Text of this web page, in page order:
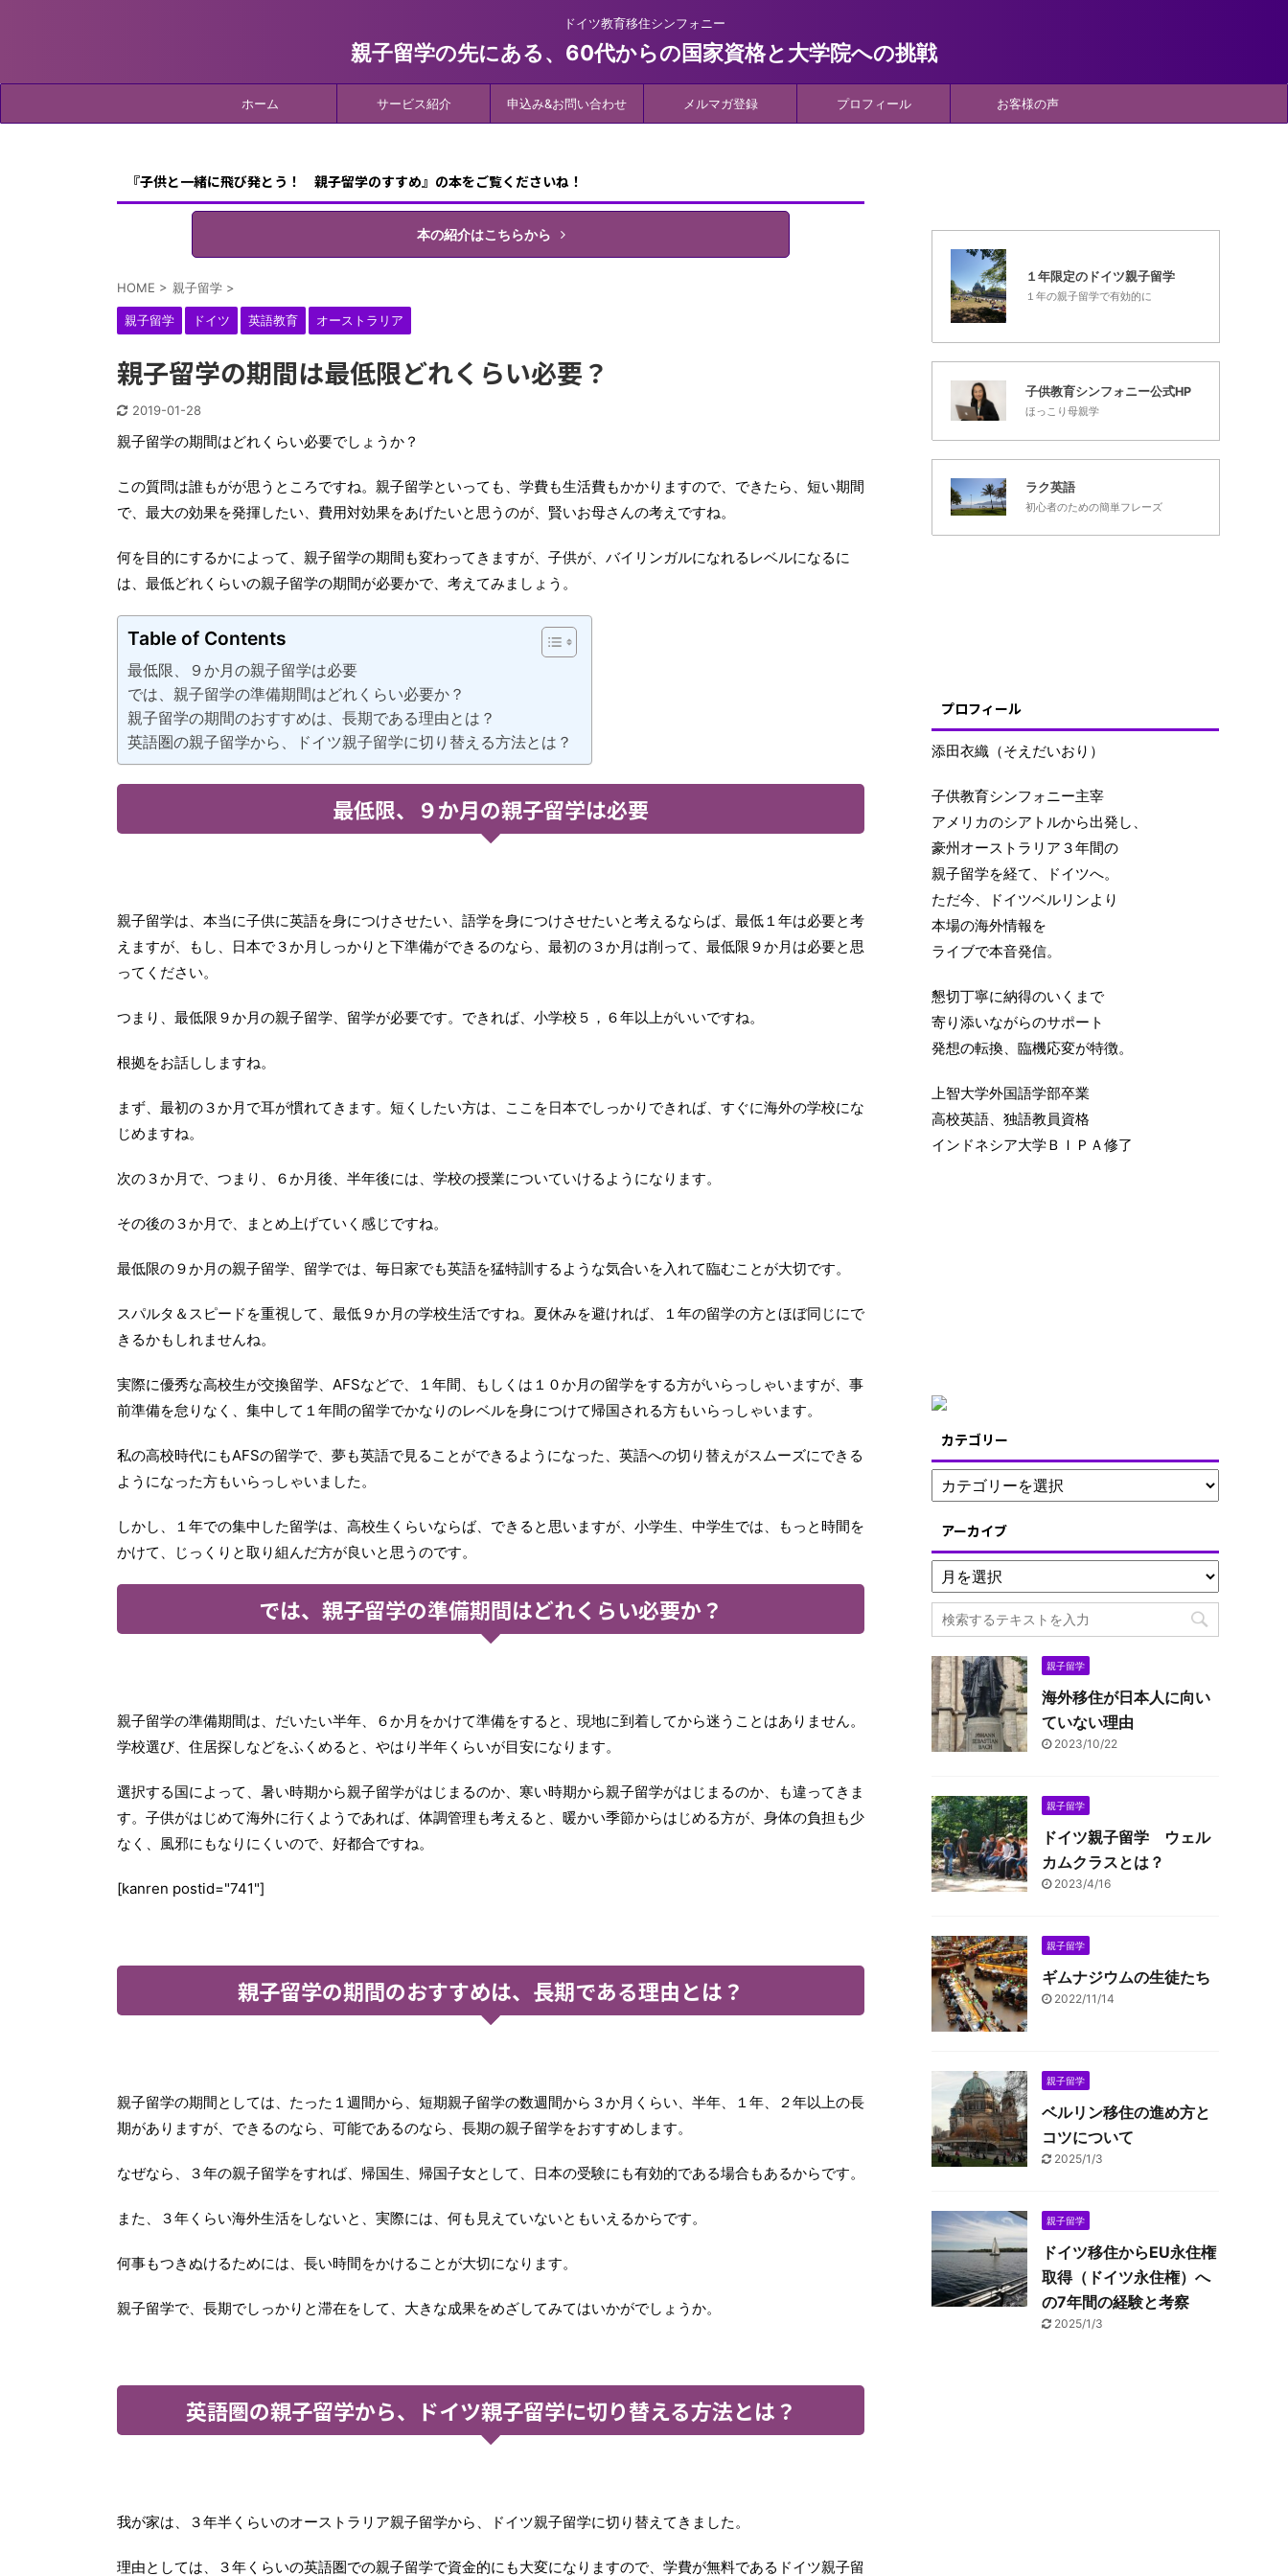
ドイツ教育移住シンフォニー
親子留学の先にある、60代からの国家資格と大学院への挑戦
ホーム サービス紹介 申込み&お問い合わせ メルマガ登録 プロフィール お客様の声
『子供と一緒に飛び発とう！ 親子留学のすすめ』の本をご覧くださいね！
本の紹介はこちらから
HOME > 親子留学 >
親子留学 ドイツ 英語教育 オーストラリア
親子留学の期間は最低限どれくらい必要？
2019-01-28
親子留学の期間はどれくらい必要でしょうか？
この質問は誰もがが思うところですね。親子留学といっても、学費も生活費もかかりますので、できたら、短い期間
で、最大の効果を発揮したい、費用対効果をあげたいと思うのが、賢いお母さんの考えですね。
何を目的にするかによって、親子留学の期間も変わってきますが、子供が、バイリンガルになれるレベルになるに
は、最低どれくらいの親子留学の期間が必要かで、考えてみましょう。
Table of Contents
最低限、９か月の親子留学は必要
では、親子留学の準備期間はどれくらい必要か？
親子留学の期間のおすすめは、長期である理由とは？
英語圏の親子留学から、ドイツ親子留学に切り替える方法とは？
最低限、９か月の親子留学は必要
親子留学は、本当に子供に英語を身につけさせたい、語学を身につけさせたいと考えるならば、最低１年は必要と考
えますが、もし、日本で３か月しっかりと下準備ができるのなら、最初の３か月は削って、最低限９か月は必要と思
ってください。
つまり、最低限９か月の親子留学、留学が必要です。できれば、小学校５，６年以上がいいですね。
根拠をお話ししますね。
まず、最初の３か月で耳が慣れてきます。短くしたい方は、ここを日本でしっかりできれば、すぐに海外の学校にな
じめますね。
次の３か月で、つまり、６か月後、半年後には、学校の授業についていけるようになります。
その後の３か月で、まとめ上げていく感じですね。
最低限の９か月の親子留学、留学では、毎日家でも英語を猛特訓するような気合いを入れて臨むことが大切です。
スパルタ＆スピードを重視して、最低９か月の学校生活ですね。夏休みを避ければ、１年の留学の方とほぼ同じにで
きるかもしれませんね。
実際に優秀な高校生が交換留学、AFSなどで、１年間、もしくは１０か月の留学をする方がいらっしゃいますが、事
前準備を怠りなく、集中して１年間の留学でかなりのレベルを身につけて帰国される方もいらっしゃいます。
私の高校時代にもAFSの留学で、夢も英語で見ることができるようになった、英語への切り替えがスムーズにできる
ようになった方もいらっしゃいました。
しかし、１年での集中した留学は、高校生くらいならば、できると思いますが、小学生、中学生では、もっと時間を
かけて、じっくりと取り組んだ方が良いと思うのです。
では、親子留学の準備期間はどれくらい必要か？
親子留学の準備期間は、だいたい半年、６か月をかけて準備をすると、現地に到着してから迷うことはありません。
学校選び、住居探しなどをふくめると、やはり半年くらいが目安になります。
選択する国によって、暑い時期から親子留学がはじまるのか、寒い時期から親子留学がはじまるのか、も違ってきま
す。子供がはじめて海外に行くようであれば、体調管理も考えると、暖かい季節からはじめる方が、身体の負担も少
なく、風邪にもなりにくいので、好都合ですね。
[kanren postid="741"]
親子留学の期間のおすすめは、長期である理由とは？
親子留学の期間としては、たった１週間から、短期親子留学の数週間から３か月くらい、半年、１年、２年以上の長
期がありますが、できるのなら、可能であるのなら、長期の親子留学をおすすめします。
なぜなら、３年の親子留学をすれば、帰国生、帰国子女として、日本の受験にも有効的である場合もあるからです。
また、３年くらい海外生活をしないと、実際には、何も見えていないともいえるからです。
何事もつきぬけるためには、長い時間をかけることが大切になります。
親子留学で、長期でしっかりと滞在をして、大きな成果をめざしてみてはいかがでしょうか。
英語圏の親子留学から、ドイツ親子留学に切り替える方法とは？
我が家は、３年半くらいのオーストラリア親子留学から、ドイツ親子留学に切り替えてきました。
理由としては、３年くらいの英語圏での親子留学で資金的にも大変になりますので、学費が無料であるドイツ親子留
１年限定のドイツ親子留学
１年の親子留学で有効的に
子供教育シンフォニー公式HP
ほっこり母親学
ラク英語
初心者のための簡単フレーズ
プロフィール
添田衣織（そえだいおり）
子供教育シンフォニー主宰
アメリカのシアトルから出発し、
豪州オーストラリア３年間の
親子留学を経て、ドイツへ。
ただ今、ドイツベルリンより
本場の海外情報を
ライブで本音発信。
懇切丁寧に納得のいくまで
寄り添いながらのサポート
発想の転換、臨機応変が特徴。
上智大学外国語学部卒業
高校英語、独語教員資格
インドネシア大学ＢＩＰＡ修了
カテゴリー
アーカイブ
親子留学
海外移住が日本人に向い
ていない理由
2023/10/22
親子留学
ドイツ親子留学 ウェル
カムクラスとは？
2023/4/16
親子留学
ギムナジウムの生徒たち
2022/11/14
親子留学
ベルリン移住の進め方と
コツについて
2025/1/3
親子留学
ドイツ移住からEU永住権
取得（ドイツ永住権）へ
の7年間の経験と考察
2025/1/3